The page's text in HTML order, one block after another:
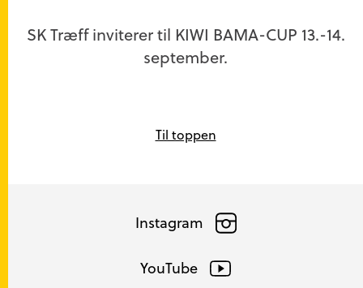
SK Træff inviterer til KIWI BAMA-CUP 13.-14.
september.
Til toppen
Instagram
YouTube